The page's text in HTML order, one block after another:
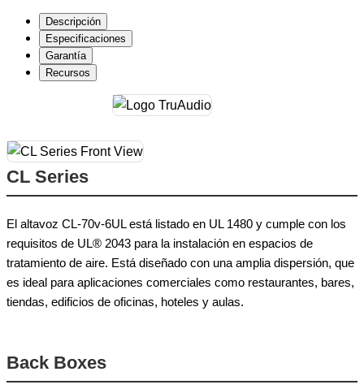
Descripción
Especificaciones
Garantía
Recursos
CL Series
El altavoz CL-70v-6UL está listado en UL 1480 y cumple con los
requisitos de UL® 2043 para la instalación en espacios de
tratamiento de aire. Está diseñado con una amplia dispersión, que
es ideal para aplicaciones comerciales como restaurantes, bares,
tiendas, edificios de oficinas, hoteles y aulas.
Back Boxes